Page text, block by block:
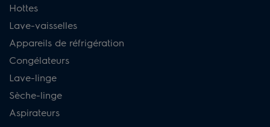
Hottes
Lave-vaisselles
Appareils de réfrigération
Congélateurs
Lave-linge
Sèche-linge
Aspirateurs